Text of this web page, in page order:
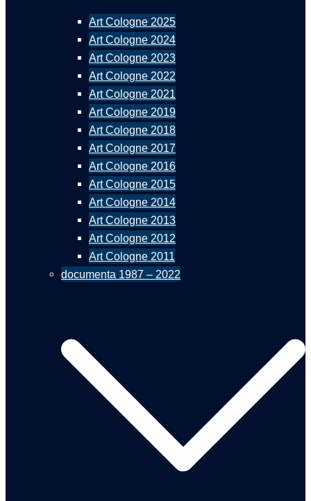
Art Cologne 2025
Art Cologne 2024
Art Cologne 2023
Art Cologne 2022
Art Cologne 2021
Art Cologne 2019
Art Cologne 2018
Art Cologne 2017
Art Cologne 2016
Art Cologne 2015
Art Cologne 2014
Art Cologne 2013
Art Cologne 2012
Art Cologne 2011
documenta 1987 – 2022